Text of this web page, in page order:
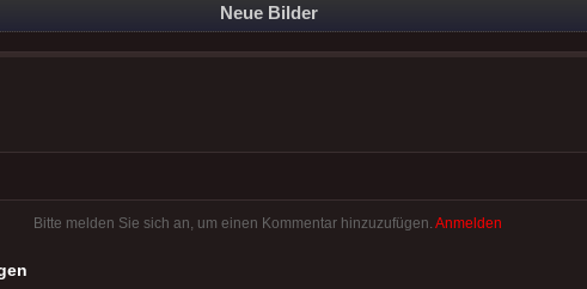
Neue Bilder
Bitte melden Sie sich an, um einen Kommentar hinzuzufügen. Anmelden